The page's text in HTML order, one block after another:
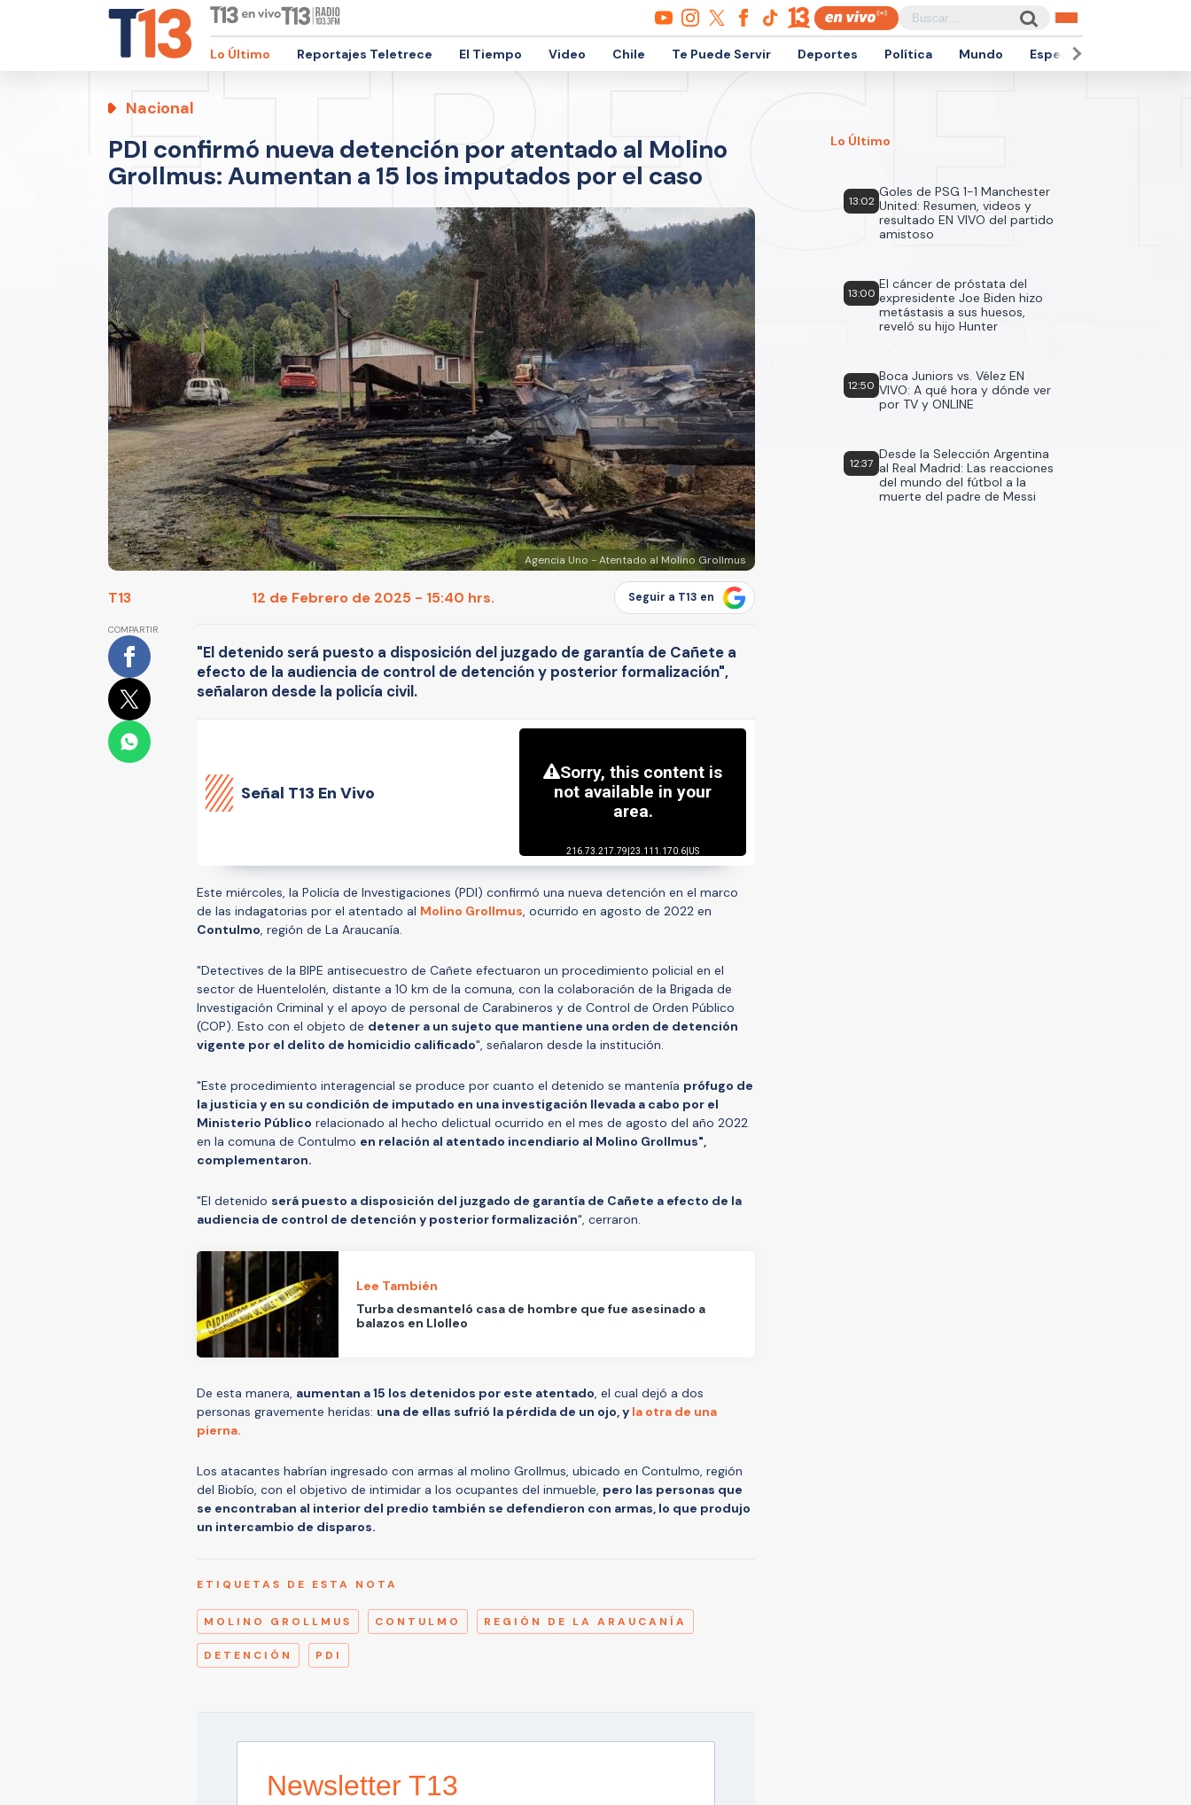
Lo Último Reportajes Teletrece El Tiempo Video Chile Te Puede Servir Deportes Política Mundo Espectáculos
Nacional
PDI confirmó nueva detención por atentado al Molino
Grollmus: Aumentan a 15 los imputados por el caso
Agencia Uno - Atentado al Molino Grollmus
T13 12 de Febrero de 2025 - 15:40 hrs. Seguir a T13 en
COMPARTIR
"El detenido será puesto a disposición del juzgado de garantía de Cañete a
efecto de la audiencia de control de detención y posterior formalización",
señalaron desde la policía civil.
Señal T13 En Vivo
Este miércoles, la Policía de Investigaciones (PDI) confirmó una nueva detención en el marco
de las indagatorias por el atentado al Molino Grollmus, ocurrido en agosto de 2022 en
Contulmo, región de La Araucanía.
"Detectives de la BIPE antisecuestro de Cañete efectuaron un procedimiento policial en el
sector de Huentelolén, distante a 10 km de la comuna, con la colaboración de la Brigada de
Investigación Criminal y el apoyo de personal de Carabineros y de Control de Orden Público
(COP). Esto con el objeto de detener a un sujeto que mantiene una orden de detención
vigente por el delito de homicidio calificado", señalaron desde la institución.
"Este procedimiento interagencial se produce por cuanto el detenido se mantenía prófugo de
la justicia y en su condición de imputado en una investigación llevada a cabo por el
Ministerio Público relacionado al hecho delictual ocurrido en el mes de agosto del año 2022
en la comuna de Contulmo en relación al atentado incendiario al Molino Grollmus",
complementaron.
"El detenido será puesto a disposición del juzgado de garantía de Cañete a efecto de la
audiencia de control de detención y posterior formalización", cerraron.
Lee También
Turba desmanteló casa de hombre que fue asesinado a
balazos en Llolleo
De esta manera, aumentan a 15 los detenidos por este atentado, el cual dejó a dos
personas gravemente heridas: una de ellas sufrió la pérdida de un ojo, y la otra de una
pierna.
Los atacantes habrían ingresado con armas al molino Grollmus, ubicado en Contulmo, región
del Biobío, con el objetivo de intimidar a los ocupantes del inmueble, pero las personas que
se encontraban al interior del predio también se defendieron con armas, lo que produjo
un intercambio de disparos.
ETIQUETAS DE ESTA NOTA
MOLINO GROLLMUS CONTULMO REGIÓN DE LA ARAUCANÍA
DETENCIÓN PDI
Newsletter T13
Lo Último
13:02
Goles de PSG 1-1 Manchester
United: Resumen, videos y
resultado EN VIVO del partido
amistoso
13:00
El cáncer de próstata del
expresidente Joe Biden hizo
metástasis a sus huesos,
reveló su hijo Hunter
12:50
Boca Juniors vs. Vélez EN
VIVO: A qué hora y dónde ver
por TV y ONLINE
12:37
Desde la Selección Argentina
al Real Madrid: Las reacciones
del mundo del fútbol a la
muerte del padre de Messi